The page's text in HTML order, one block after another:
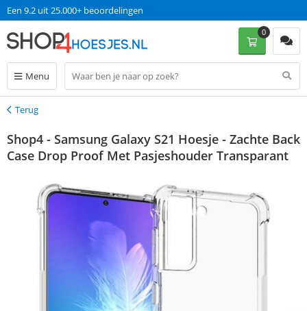
Een 9.2 uit 25.000+ beoordelingen
Menu
0
Terug
Terug
Shop4 - Samsung Galaxy S21 Hoesje - Zachte Back
Case Drop Proof Met Pasjeshouder Transparant